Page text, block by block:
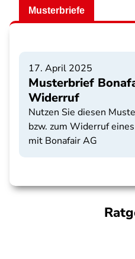
Musterbriefe
17. April 2025
Musterbrief
Widerruf
Nutzen Sie diesen
bzw. zum Widerruf
mit Bonafair AG